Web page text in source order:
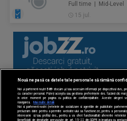
Full time | Mid-
15 jul.
Nouă ne pasă ca datele tale personale să rămână
Noi și partenerii noștri 589 stocăm și/sau accesăm informații pe dispozitivul dvs.,
cu caracter personal. Puteți accepta sau gestiona preferințele dvs. făcând clic
în orice moment pe pagina cu politica de confidențialitate. Aceste alegeri
navigarea.
Mai multe detalii
Noi si partenerii nostri (retelele de socializare si agentiile de publicitate
prelucram date pentru a permite website-ului sa functioneze, pentru a
interesele si/sau profilul dvs., pentru a va oferi functionalitati aferente
Beneficiati de drepturile prevazute de art. 15-22 din GDPR in legatura cu